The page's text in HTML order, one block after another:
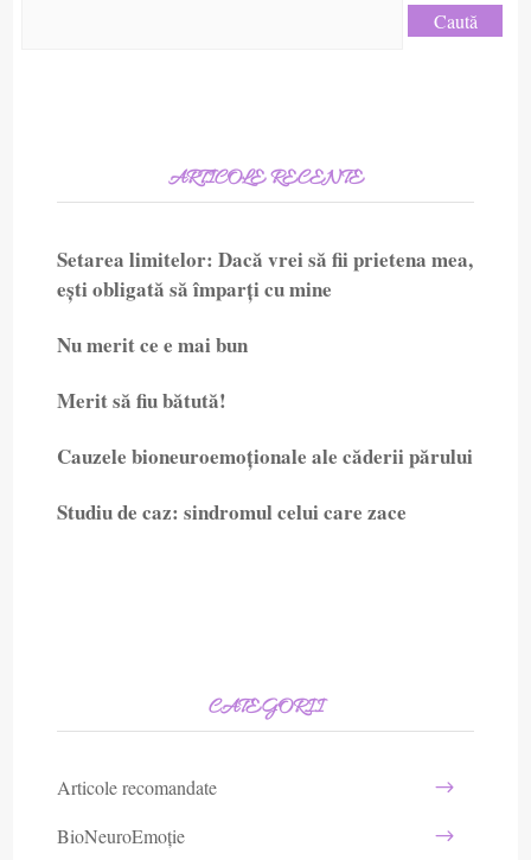
ARTICOLE RECENTE
Setarea limitelor: Dacă vrei să fii prietena mea,
ești obligată să împarți cu mine
Nu merit ce e mai bun
Merit să fiu bătută!
Cauzele bioneuroemoționale ale căderii părului
Studiu de caz: sindromul celui care zace
CATEGORII
Articole recomandate
BioNeuroEmoție